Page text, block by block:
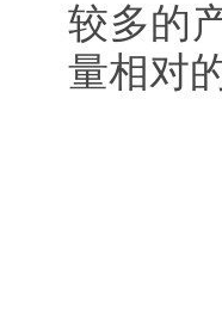
较多的
量相对